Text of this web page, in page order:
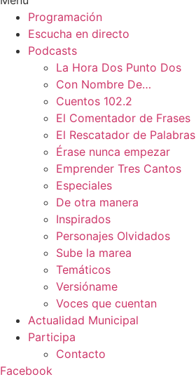
Programación
Escucha en directo
Podcasts
La Hora Dos Punto Dos
Con Nombre De…
Cuentos 102.2
El Comentador de Frases
El Rescatador de Palabras
Érase nunca empezar
Emprender Tres Cantos
Especiales
De otra manera
Inspirados
Personajes Olvidados
Sube la marea
Temáticos
Versióname
Voces que cuentan
Actualidad Municipal
Participa
Contacto
Facebook